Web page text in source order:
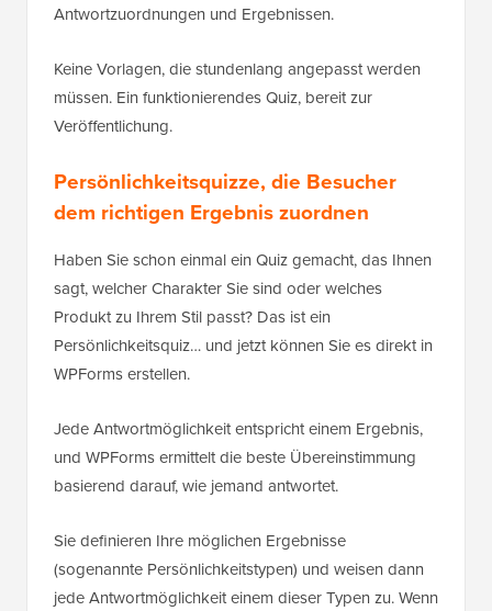
Antwortzuordnungen und Ergebnissen.
Keine Vorlagen, die stundenlang angepasst werden
müssen. Ein funktionierendes Quiz, bereit zur
Veröffentlichung.
Persönlichkeitsquizze, die Besucher
dem richtigen Ergebnis zuordnen
Haben Sie schon einmal ein Quiz gemacht, das Ihnen
sagt, welcher Charakter Sie sind oder welches
Produkt zu Ihrem Stil passt? Das ist ein
Persönlichkeitsquiz… und jetzt können Sie es direkt in
WPForms erstellen.
Jede Antwortmöglichkeit entspricht einem Ergebnis,
und WPForms ermittelt die beste Übereinstimmung
basierend darauf, wie jemand antwortet.
Sie definieren Ihre möglichen Ergebnisse
(sogenannte Persönlichkeitstypen) und weisen dann
jede Antwortmöglichkeit einem dieser Typen zu. Wenn